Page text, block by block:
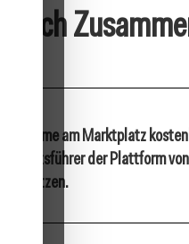
Teilnahme am Marktplatz
der Plattform
zu nutzen.